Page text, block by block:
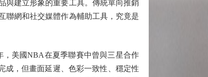
與建立形象的重要工具。傳統單向推銷
聯網和社交媒體作為輔助工具，究竟是
美國NBA在夏季聯賽中曾與三星合作
成，但畫面延遲、色彩一致性、穩定性